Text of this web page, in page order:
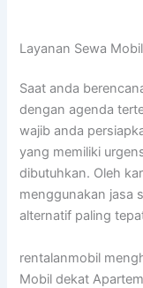
Layanan Sewa
Saat anda
dengan agenda
wajib anda
yang memiliki
dibutuhkan. Oleh
menggunakan jasa
alternatif paling
rentalanmobil
Mobil dekat